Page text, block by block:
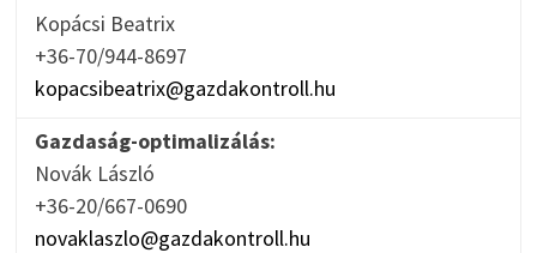
Kopácsi Beatrix
+36-70/944-8697
kopacsibeatrix@gazdakontroll.hu
Gazdaság-optimalizálás:
Novák László
+36-20/667-0690
novaklaszlo@gazdakontroll.hu